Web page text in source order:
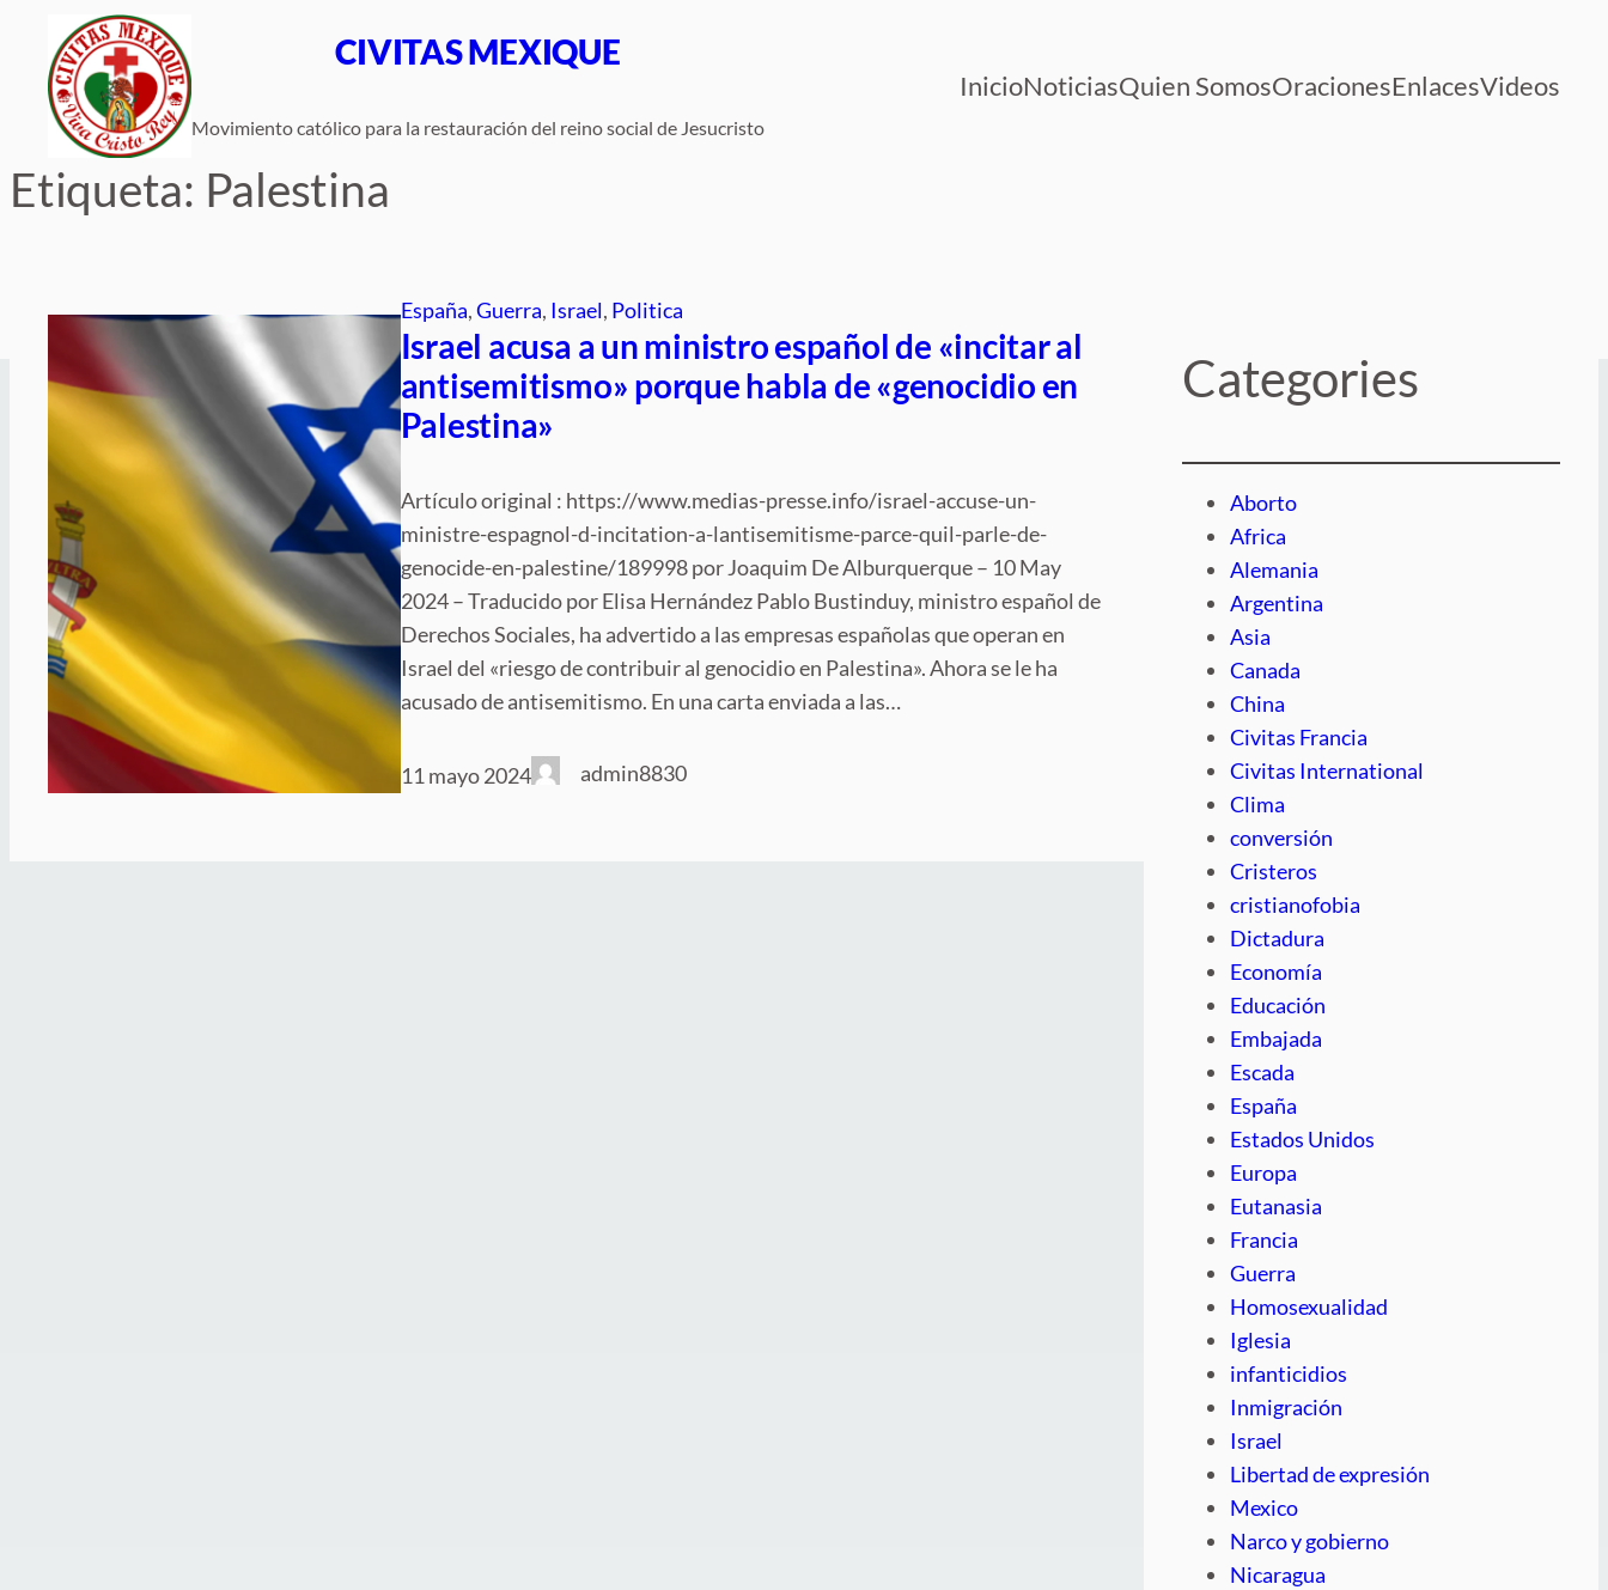
contenido
CIVITAS MEXIQUE
Movimiento católico para la restauración del reino social de Jesucristo
InicioNoticiasQuien SomosOracionesEnlacesVideos
Etiqueta: Palestina
España, Guerra, Israel, Politica
Israel acusa a un ministro español de «incitar al
antisemitismo» porque habla de «genocidio en
Palestina»
Artículo original : https://www.medias-presse.info/israel-accuse-un-
ministre-espagnol-d-incitation-a-lantisemitisme-parce-quil-parle-de-
genocide-en-palestine/189998 por Joaquim De Alburquerque – 10 May
2024 – Traducido por Elisa Hernández Pablo Bustinduy, ministro español de
Derechos Sociales, ha advertido a las empresas españolas que operan en
Israel del «riesgo de contribuir al genocidio en Palestina». Ahora se le ha
acusado de antisemitismo. En una carta enviada a las…
11 mayo 2024 admin8830
Categories
Aborto
Africa
Alemania
Argentina
Asia
Canada
China
Civitas Francia
Civitas International
Clima
conversión
Cristeros
cristianofobia
Dictadura
Economía
Educación
Embajada
Escada
España
Estados Unidos
Europa
Eutanasia
Francia
Guerra
Homosexualidad
Iglesia
infanticidios
Inmigración
Israel
Libertad de expresión
Mexico
Narco y gobierno
Nicaragua